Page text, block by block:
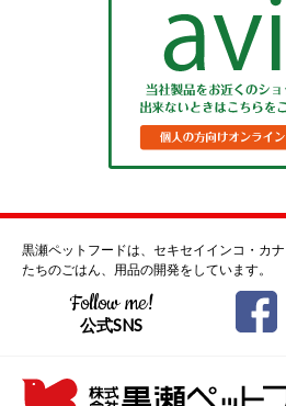
黒瀬ペットフードは、セキセイインコ・カ
たちのごはん、用品の開発をしています。
Follow me!
公式SNS